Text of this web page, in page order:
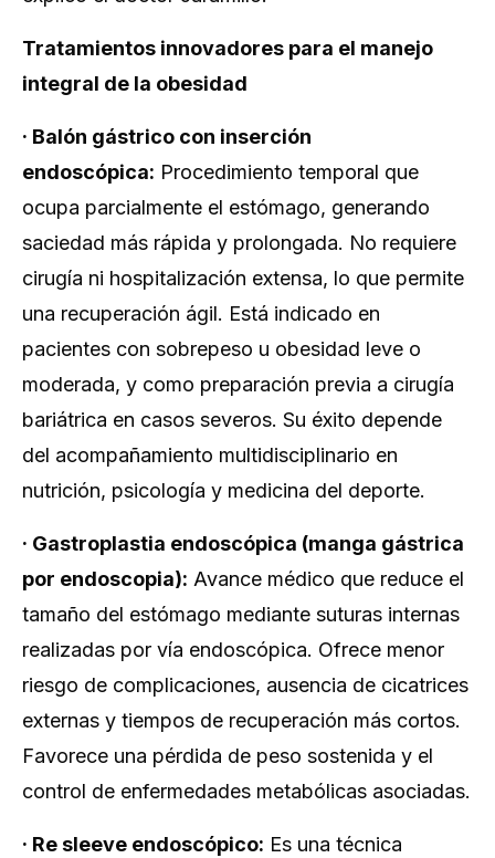
Tratamientos innovadores para el manejo
integral de la obesidad
· Balón gástrico con inserción
endoscópica: Procedimiento temporal que
ocupa parcialmente el estómago, generando
saciedad más rápida y prolongada. No requiere
cirugía ni hospitalización extensa, lo que permite
una recuperación ágil. Está indicado en
pacientes con sobrepeso u obesidad leve o
moderada, y como preparación previa a cirugía
bariátrica en casos severos. Su éxito depende
del acompañamiento multidisciplinario en
nutrición, psicología y medicina del deporte.
· Gastroplastia endoscópica (manga gástrica
por endoscopia): Avance médico que reduce el
tamaño del estómago mediante suturas internas
realizadas por vía endoscópica. Ofrece menor
riesgo de complicaciones, ausencia de cicatrices
externas y tiempos de recuperación más cortos.
Favorece una pérdida de peso sostenida y el
control de enfermedades metabólicas asociadas.
· Re sleeve endoscópico: Es una técnica